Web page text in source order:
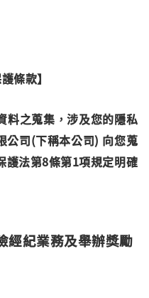
條款】
料之蒐集，涉及您的隱私
公司(下稱本公司) 向您蒐
護法第8條第1項規定明確
經紀業務及舉辦獎勵